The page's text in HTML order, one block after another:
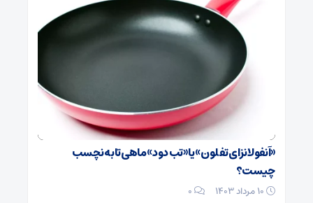
«آنفولانزای تفلون» یا «تب دود» ماهی‌تابه نچسب
چیست؟
0